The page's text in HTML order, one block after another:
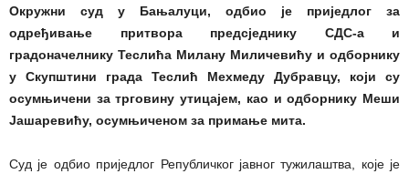
Окружни суд у Бањалуци, одбио је приједлог за
одређивање притвора предсједнику СДС-а и
градоначелнику Теслића Милану Миличевићу и одборнику
у Скупштини града Теслић Мехмеду Дубравцу, који су
осумњичени за трговину утицајем, као и одборнику Меши
Јашаревићу, осумњиченом за примање мита.
Суд је одбио приједлог Републичког јавног тужилаштва, које је